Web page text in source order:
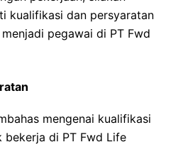
kualifikasi dan persyaratan
pegawai di PT Fwd
mengenai kualifikasi
bekerja di PT Fwd Life